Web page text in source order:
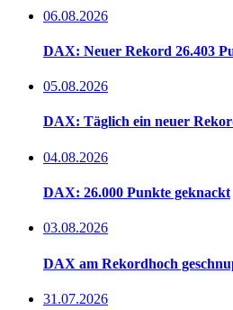
06.08.2026
DAX: Neuer Rekord 26.403
05.08.2026
DAX: Täglich ein neuer
04.08.2026
DAX: 26.000 Punkte geknackt
03.08.2026
DAX am Rekordhoch
31.07.2026